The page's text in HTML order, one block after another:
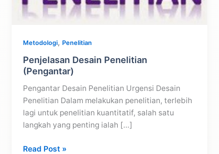
Metodologi, Penelitian
Penjelasan Desain Penelitian
(Pengantar)
Pengantar Desain Penelitian Urgensi Desain
Penelitian Dalam melakukan penelitian, terlebih
lagi untuk penelitian kuantitatif, salah satu
langkah yang penting ialah […]
Penjelasan
Read Post »